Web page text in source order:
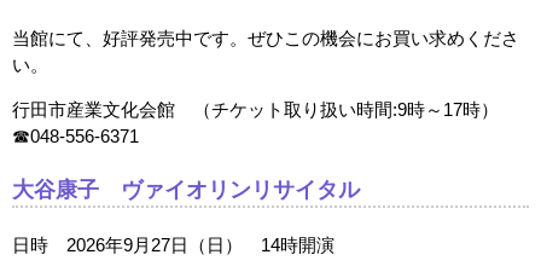
当館にて、好評発売中です。ぜひこの機会にお買い求めくださ
い。
行田市産業文化会館 （チケット取り扱い時間:9時～17時）
☎048-556-6371
大谷康子 ヴァイオリンリサイタル
日時 2026年9月27日（日） 14時開演